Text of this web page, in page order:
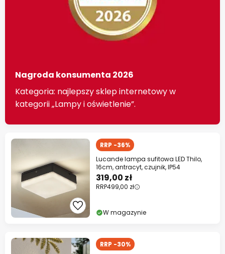
Nagroda konsumenta 2026
Kategoria: najlepszy sklep internetowy w
kategorii „Lampy i oświetlenie”.
RRP -36%
Lucande lampa sufitowa LED Thilo,
16cm, antracyt, czujnik, IP54
319,00 zł
RRP499,00 zł
W magazynie
RRP -30%